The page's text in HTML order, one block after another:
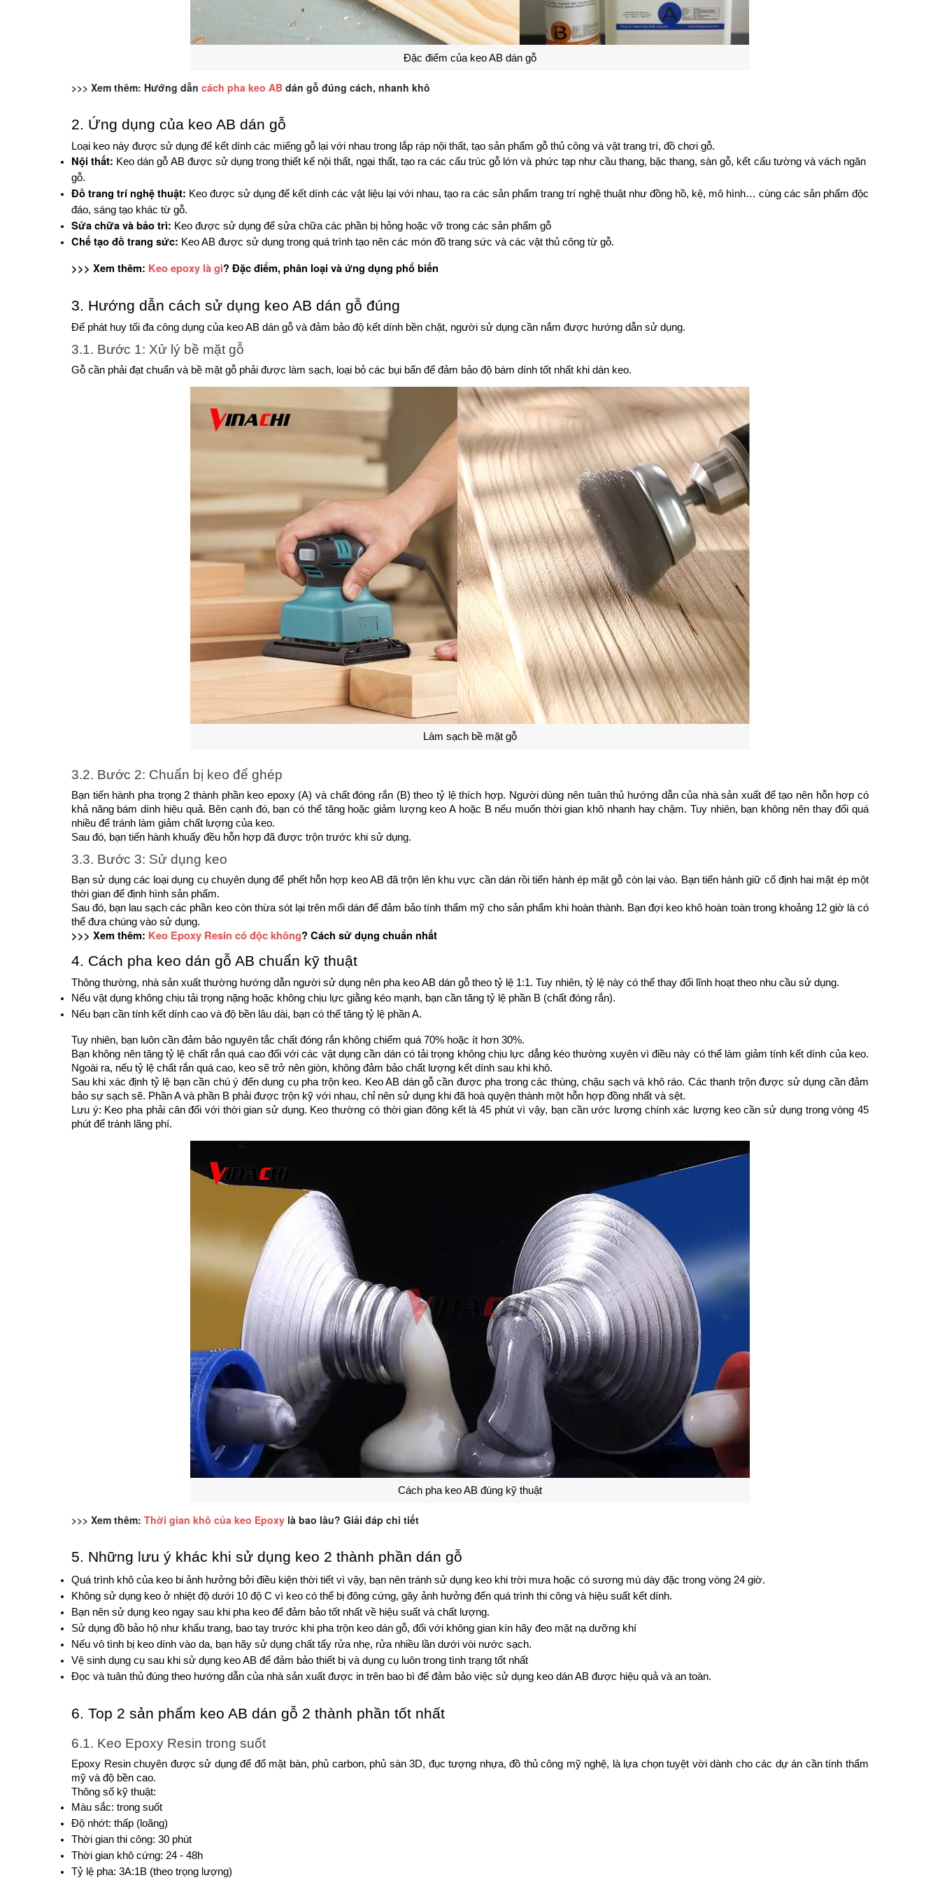
Đặc điểm của keo AB dán gỗ
>>> Xem thêm: Hướng dẫn cách pha keo AB dán gỗ đúng cách, nhanh khô
2. Ứng dụng của keo AB dán gỗ
Loại keo này được sử dụng để kết dính các miếng gỗ lại với nhau trong lắp ráp nội thất, tạo sản phẩm gỗ thủ công và vật trang trí, đồ chơi gỗ.
Nội thất: Keo dán gỗ AB được sử dụng trong thiết kế nội thất, ngại thất, tạo ra các cấu trúc gỗ lớn và phức tạp như cầu thang, bậc thang, sàn gỗ, kết cấu tường và vách ngăn
gỗ.
Đồ trang trí nghệ thuật: Keo được sử dụng để kết dính các vật liệu lại với nhau, tạo ra các sản phẩm trang trí nghệ thuật như đồng hồ, kệ, mô hình… cùng các sản phẩm độc
đáo, sáng tạo khác từ gỗ.
Sửa chữa và bảo trì: Keo được sử dụng để sửa chữa các phần bị hỏng hoặc vỡ trong các sản phẩm gỗ
Chế tạo đồ trang sức: Keo AB được sử dụng trong quá trình tạo nên các món đồ trang sức và các vật thủ công từ gỗ.
>>> Xem thêm: Keo epoxy là gì? Đặc điểm, phân loại và ứng dụng phổ biến
3. Hướng dẫn cách sử dụng keo AB dán gỗ đúng
Để phát huy tối đa công dụng của keo AB dán gỗ và đảm bảo độ kết dính bền chặt, người sử dụng cần nắm được hướng dẫn sử dụng.
3.1. Bước 1: Xử lý bề mặt gỗ
Gỗ cần phải đạt chuẩn và bề mặt gỗ phải được làm sạch, loại bỏ các bụi bẩn để đảm bảo độ bám dính tốt nhất khi dán keo.
Làm sạch bề mặt gỗ
3.2. Bước 2: Chuẩn bị keo để ghép
Bạn tiến hành pha trọng 2 thành phần keo epoxy (A) và chất đóng rắn (B) theo tỷ lệ thích hợp. Người dùng nên tuân thủ hướng dẫn của nhà sản xuất để tạo nên hỗn hợp có
khả năng bám dính hiệu quả. Bên cạnh đó, bạn có thể tăng hoặc giảm lượng keo A hoặc B nếu muốn thời gian khô nhanh hay chậm. Tuy nhiên, bạn không nên thay đổi quá
nhiều để tránh làm giảm chất lượng của keo.
Sau đó, bạn tiến hành khuấy đều hỗn hợp đã được trộn trước khi sử dụng.
3.3. Bước 3: Sử dụng keo
Bạn sử dụng các loại dụng cụ chuyên dụng để phết hỗn hợp keo AB đã trộn lên khu vực cần dán rồi tiến hành ép mặt gỗ còn lại vào. Bạn tiến hành giữ cố định hai mặt ép một
thời gian để định hình sản phẩm.
Sau đó, bạn lau sạch các phần keo còn thừa sót lại trên mối dán để đảm bảo tính thẩm mỹ cho sản phẩm khi hoàn thành. Bạn đợi keo khô hoàn toàn trong khoảng 12 giờ là có
thể đưa chúng vào sử dụng.
>>> Xem thêm: ­ Keo Epoxy Resin có độc không? Cách sử dụng chuẩn nhất
4. Cách pha keo dán gỗ AB chuẩn kỹ thuật
Thông thường, nhà sản xuất thường hướng dẫn người sử dụng nên pha keo AB dán gỗ theo tỷ lệ 1:1. Tuy nhiên, tỷ lệ này có thể thay đổi lĩnh hoạt theo nhu cầu sử dụng.
Nếu vật dụng không chịu tải trọng nặng hoặc không chịu lực giằng kéo mạnh, bạn cần tăng tỷ lệ phần B (chất đóng rắn).
Nếu bạn cần tính kết dính cao và độ bền lâu dài, bạn có thể tăng tỷ lệ phần A.
Tuy nhiên, bạn luôn cần đảm bảo nguyên tắc chất đóng rắn không chiếm quá 70% hoặc ít hơn 30%.
Bạn không nên tăng tỷ lệ chất rắn quá cao đối với các vật dụng cần dán có tải trọng không chịu lực dẳng kéo thường xuyên vì điều này có thể làm giảm tính kết dính của keo.
Ngoài ra, nếu tỷ lệ chất rắn quá cao, keo sẽ trở nên giòn, không đảm bảo chất lượng kết dính sau khi khô.
Sau khi xác định tỷ lệ bạn cần chú ý đến dụng cụ pha trộn keo. Keo AB dán gỗ cần được pha trong các thùng, chậu sạch và khô ráo. Các thanh trộn được sử dụng cần đảm
bảo sự sạch sẽ. Phần A và phần B phải được trộn kỹ với nhau, chỉ nên sử dụng khi đã hoà quyện thành một hỗn hợp đồng nhất và sệt.
Lưu ý: Keo pha phải cân đối với thời gian sử dụng. Keo thường có thời gian đông kết là 45 phút vì vậy, bạn cần ước lượng chính xác lượng keo cần sử dụng trong vòng 45
phút để tránh lãng phí.
Cách pha keo AB đúng kỹ thuật
>>> Xem thêm: Thời gian khô của keo Epoxy là bao lâu? Giải đáp chi tiết
5. Những lưu ý khác khi sử dụng keo 2 thành phần dán gỗ
Quá trình khô của keo bi ảnh hưởng bởi điều kiện thời tiết vì vậy, bạn nên tránh sử dụng keo khi trời mưa hoặc có sương mù dày đặc trong vòng 24 giờ.
Không sử dụng keo ở nhiệt độ dưới 10 độ C vì keo có thể bị đông cứng, gây ảnh hưởng đến quá trình thi công và hiệu suất kết dính.
Bạn nên sử dụng keo ngay sau khi pha keo để đảm bảo tốt nhất về hiệu suất và chất lượng.
Sử dụng đồ bảo hộ như khẩu trang, bao tay trước khi pha trộn keo dán gỗ, đối với không gian kín hãy đeo mặt nạ dưỡng khí
Nếu vô tình bị keo dính vào da, bạn hãy sử dụng chất tẩy rửa nhẹ, rửa nhiều lần dưới vòi nước sạch.
Vệ sinh dụng cụ sau khi sử dụng keo AB để đảm bảo thiết bị và dụng cụ luôn trong tình trạng tốt nhất
Đọc và tuân thủ đúng theo hướng dẫn của nhà sản xuất được in trên bao bì để đảm bảo việc sử dụng keo dán AB được hiệu quả và an toàn.
6. Top 2 sản phẩm keo AB dán gỗ 2 thành phần tốt nhất
6.1. Keo Epoxy Resin trong suốt
Epoxy Resin chuyên được sử dụng để đổ mặt bàn, phủ carbon, phủ sàn 3D, đục tượng nhựa, đồ thủ công mỹ nghệ, là lựa chọn tuyệt vời dành cho các dự án cần tính thẩm
mỹ và độ bền cao.
Thông số kỹ thuật:
Màu sắc: trong suốt
Độ nhớt: thấp (loãng)
Thời gian thi công: 30 phút
Thời gian khô cứng: 24 - 48h
Tỷ lệ pha: 3A:1B (theo trọng lượng)